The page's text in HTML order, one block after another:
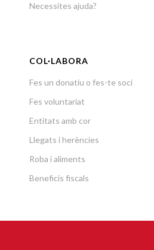
Necessites ajuda?
COL·LABORA
Fes un donatiu o fes-te soci
Fes voluntariat
Entitats amb cor
Llegats i herències
Roba i aliments
Beneficis fiscals